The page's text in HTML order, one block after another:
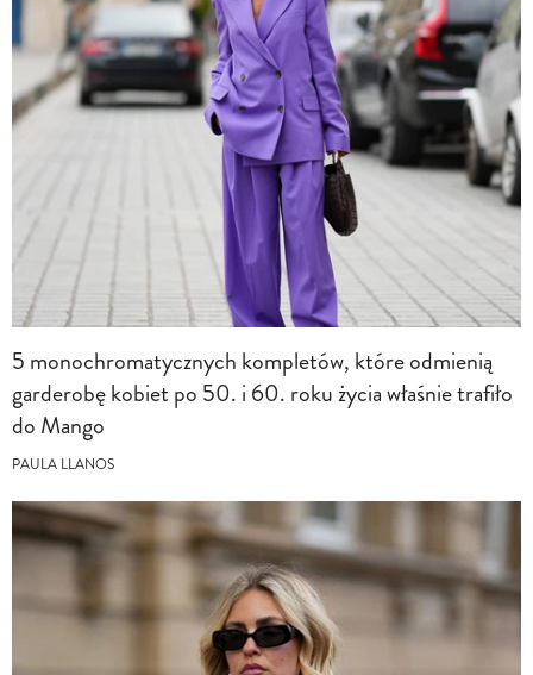
5 monochromatycznych kompletów, które odmienią
garderobę kobiet po 50. i 60. roku życia właśnie trafiło
do Mango
PAULA LLANOS